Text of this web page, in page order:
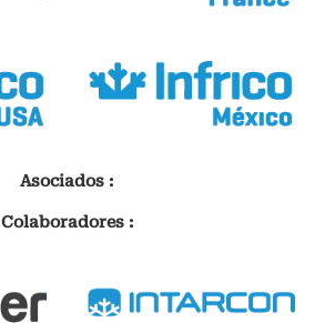
Asociados :
Colaboradores :